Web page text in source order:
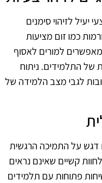
יעיל לזיהוי סימנים
כמו זום מציעות
למורים לאסוף
של התלמידים. ניתוח
לגבי מצב הלמידה של
על התמיכה הרגשית
קשיים שאינם נראים
פתוחות עם תלמידים